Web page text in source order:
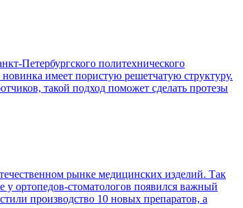
Петербургского политехнического
имеет пористую решетчатую структуру.
такой подход поможет сделать протезы
рынке медицинских изделий. Так
у ортопедов-стоматологов появился важный
производство 10 новых препаратов, а